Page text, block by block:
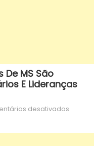
De MS São
E Lideranças
desativadosem
e